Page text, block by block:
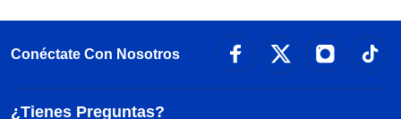
Conéctate Con Nosotros
¿Tienes Preguntas?